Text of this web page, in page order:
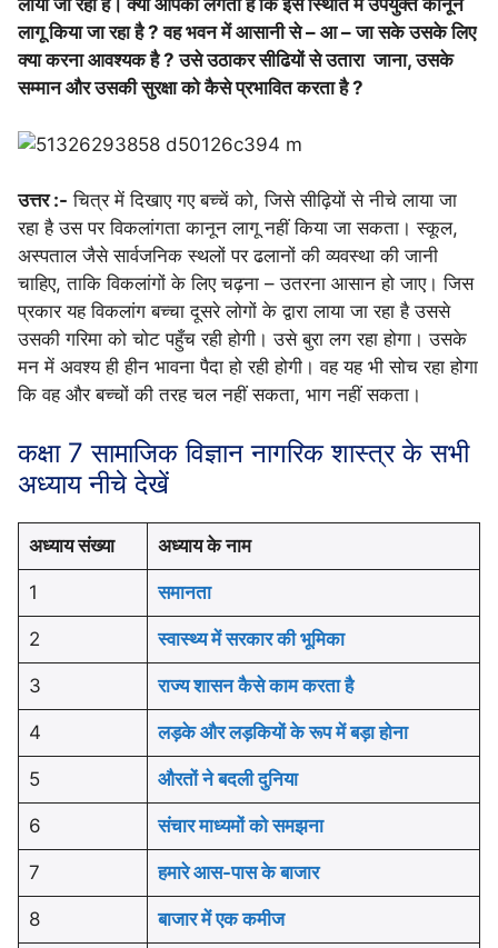
लाया जा रहा है। क्या आपको लगता है कि इस स्थिति में उपयुक्त कानून
लागू किया जा रहा है ? वह भवन में आसानी से – आ – जा सके उसके लिए
क्या करना आवश्यक है ? उसे उठाकर सीढियों से उतारा जाना, उसके
सम्मान और उसकी सुरक्षा को कैसे प्रभावित करता है ?
उत्तर :- चित्र में दिखाए गए बच्चें को, जिसे सीढ़ियों से नीचे लाया जा
रहा है उस पर विकलांगता कानून लागू नहीं किया जा सकता। स्कूल,
अस्पताल जैसे सार्वजनिक स्थलों पर ढलानों की व्यवस्था की जानी
चाहिए, ताकि विकलांगों के लिए चढ़ना – उतरना आसान हो जाए। जिस
प्रकार यह विकलांग बच्चा दूसरे लोगों के द्वारा लाया जा रहा है उससे
उसकी गरिमा को चोट पहुँच रही होगी। उसे बुरा लग रहा होगा। उसके
मन में अवश्य ही हीन भावना पैदा हो रही होगी। वह यह भी सोच रहा होगा
कि वह और बच्चों की तरह चल नहीं सकता, भाग नहीं सकता।
कक्षा 7 सामाजिक विज्ञान नागरिक शास्त्र के सभी
अध्याय नीचे देखें
अध्याय संख्या अध्याय के नाम
1 समानता
2 स्वास्थ्य में सरकार की भूमिका
3 राज्य शासन कैसे काम करता है
4 लड़के और लड़कियों के रूप में बड़ा होना
5 औरतों ने बदली दुनिया
6 संचार माध्यमों को समझना
7 हमारे आस-पास के बाजार
8 बाजार में एक कमीज